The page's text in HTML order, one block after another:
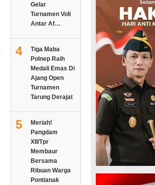
Gelar
Turnamen Voli
Antar Af…
4
Tiga Maba
Polnep Raih
Medali Emas Di
Ajang Open
Turnamen
Tarung Derajat
5
Meriah!
Pangdam
XII/Tpr
Membaur
Bersama
Ribuan Warga
Pontianak